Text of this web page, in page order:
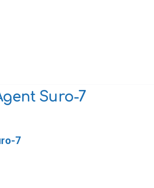
Suro-7
7